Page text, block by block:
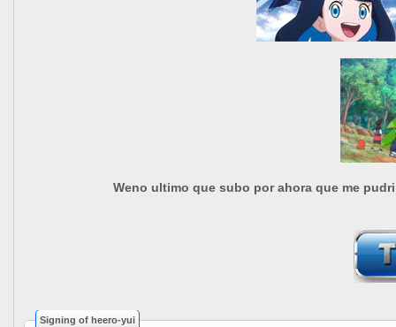
Weno ultimo que subo por ahora que me
Signing of heero-yui